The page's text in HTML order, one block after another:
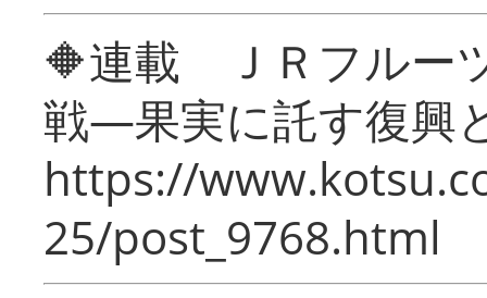
🔶連載 ＪＲフルー
戦―果実に託す復興
https://
25/post_9768.html